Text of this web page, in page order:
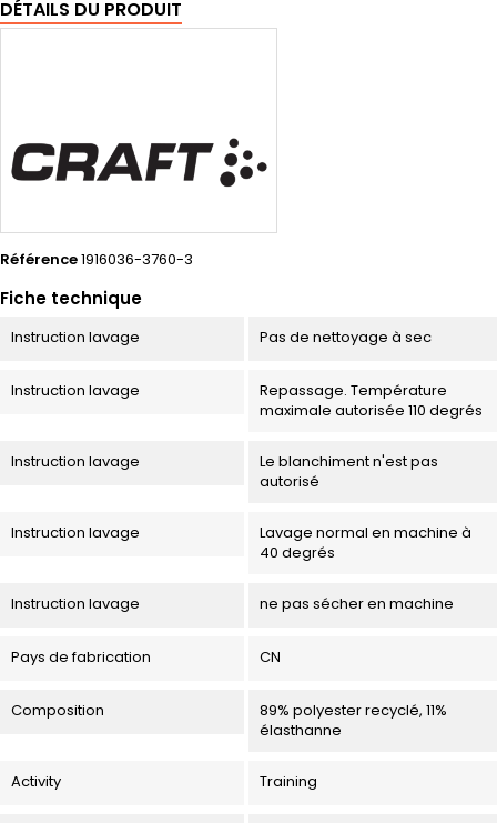
DÉTAILS DU PRODUIT
Référence1916036-3760-3
Fiche technique
Instruction lavage Pas de nettoyage à sec
Instruction lavage
Repassage. Température
maximale autorisée 110 degrés
Instruction lavage
Le blanchiment n'est pas
autorisé
Instruction lavage
Lavage normal en machine à
40 degrés
Instruction lavage ne pas sécher en machine
Pays de fabrication CN
Composition
89% polyester recyclé, 11%
élasthanne
Activity Training